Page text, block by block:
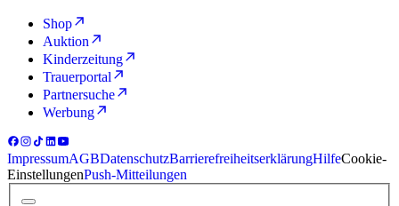
Shop
Auktion
Kinderzeitung
Trauerportal
Partnersuche
Werbung
ImpressumAGBDatenschutzBarrierefreiheitserklärungHilfeCookie-
EinstellungenPush-Mitteilungen